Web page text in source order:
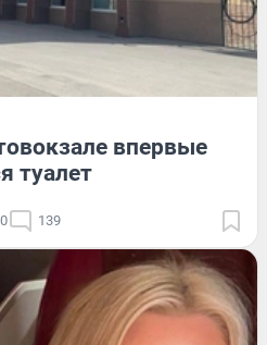
впервые
туалет
139